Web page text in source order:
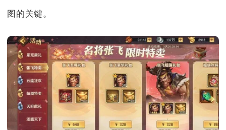
图的关键。